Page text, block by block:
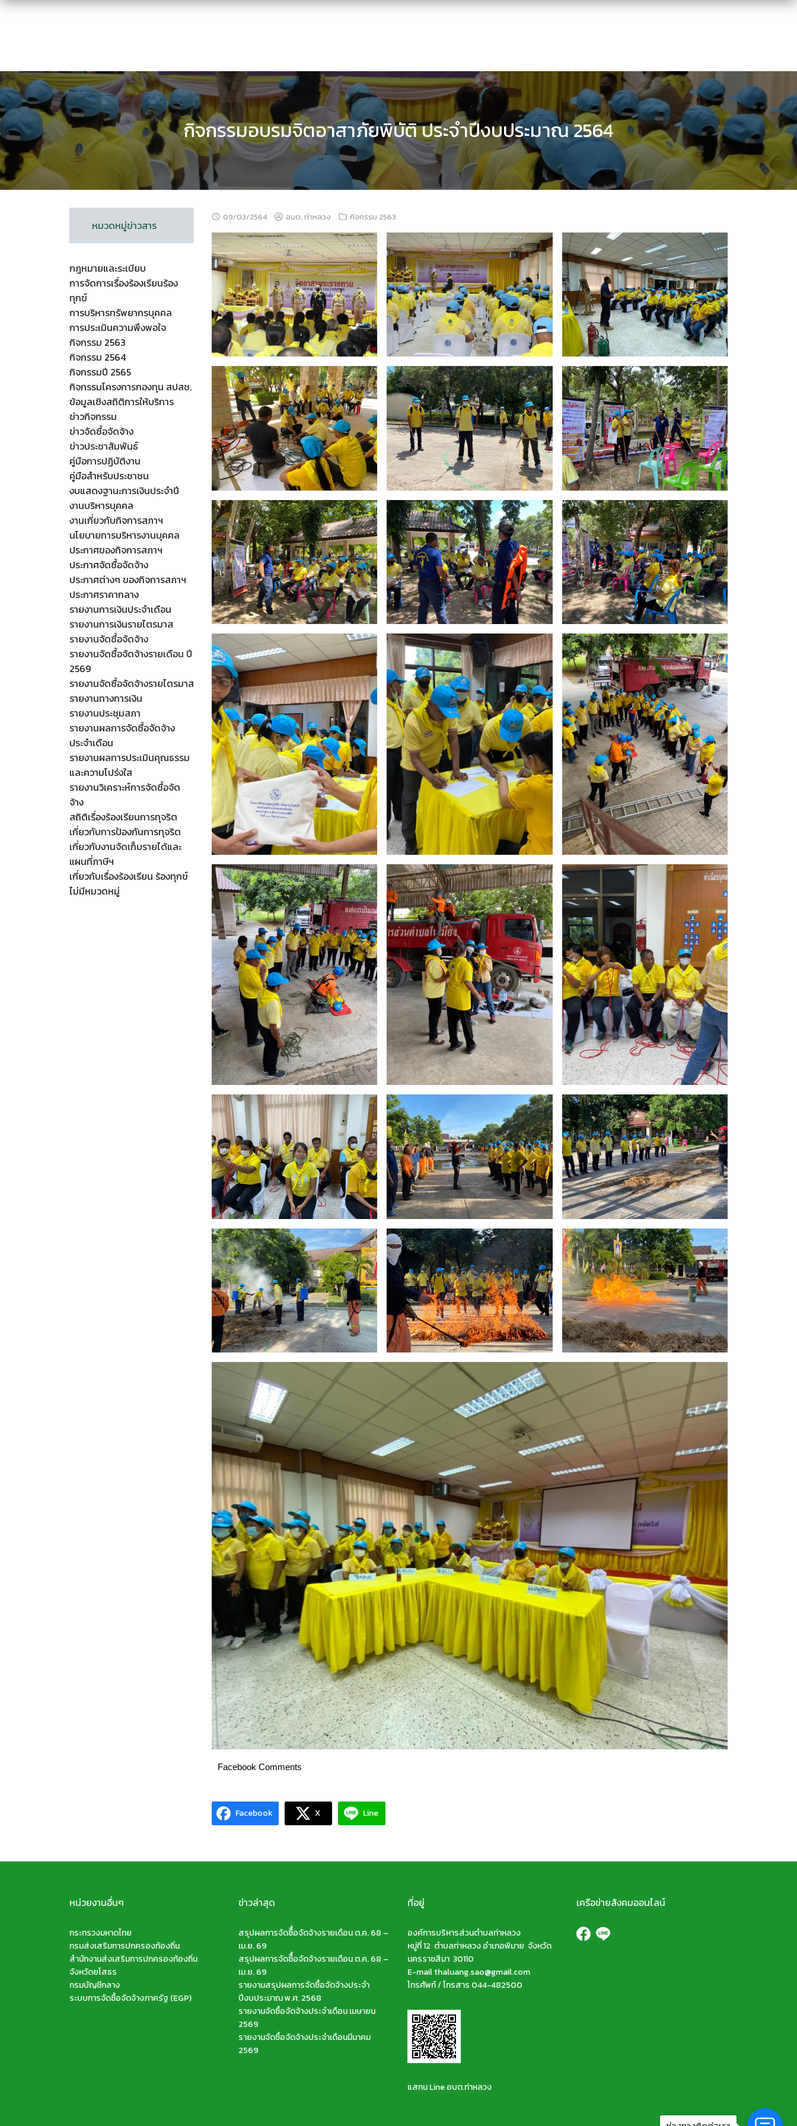
Skip
Search
for:
Search
กิจกรรมอบรมจิตอาสาภัยพิบัติ ประจำปีงบประมาณ 2564
09/03/2564 อบต. ท่าหลวง กิจกรรม 2563
Facebook Comments
Facebook X Line
หมวดหมู่ข่าวสาร
กฎหมายและระเบียบ
การจัดการเรื่องร้องเรียนร้อง
ทุกข์
การบริหารทรัพยากรบุคคล
การประเมินความพึงพอใจ
กิจกรรม 2563
กิจกรรม 2564
กิจกรรมปี 2565
กิจกรรมโครงการกองทุน สปสช.
ข้อมูลเชิงสถิติการให้บริการ
ข่าวกิจกรรม
ข่าวจัดซื้อจัดจ้าง
ข่าวประชาสัมพันธ์
คู่มือการปฏิบัติงาน
คู่มือสำหรับประชาชน
งบแสดงฐานะการเงินประจำปี
งานบริหารบุคคล
งานเกี่ยวกับกิจการสภาฯ
นโยบายการบริหารงานบุคคล
ประกาศของกิจการสภาฯ
ประกาศจัดซื้อจัดจ้าง
ประกาศต่างๆ ของกิจการสภาฯ
ประกาศราคากลาง
รายงานการเงินประจำเดือน
รายงานการเงินรายไตรมาส
รายงานจัดซื้อจัดจ้าง
รายงานจัดซื้อจัดจ้างรายเดือน ปี
2569
รายงานจัดซื้อจัดจ้างรายไตรมาส
รายงานทางการเงิน
รายงานประชุมสภา
รายงานผลการจัดซื้อจัดจ้าง
ประจำเดือน
รายงานผลการประเมินคุณธรรม
และความโปร่งใส
รายงานวิเคราะห์การจัดซื้อจัด
จ้าง
สถิติเรื่องร้องเรียนการทุจริต
เกี่ยวกับการป้องกันการทุจริต
เกี่ยวกับงานจัดเก็บรายได้และ
แผนที่ภาษีฯ
เกี่ยวกับเรื่องร้องเรียน ร้องทุกข์
ไม่มีหมวดหมู่
หน่วยงานอื่นๆ
กระทรวงมหาดไทย
กรมส่งเสริมการปกครองท้องถิ่น
สำนักงานส่งเสริมการปกครองท้องถิ่น
จังหวัดยโสธร
กรมบัญชีกลาง
ระบบการจัดซื้อจัดจ้างภาครัฐ (EGP)
ข่าวล่าสุด
สรุปผลการจัดซืื้อจัดจ้างรายเดือน ต.ค. 68 –
เม.ย. 69
สรุปผลการจัดซืื้อจัดจ้างรายเดือน ต.ค. 68 –
เม.ย. 69
รายงานสรุปผลการจัดซื้อจัดจ้างประจำ
ปีงบประมาณ พ.ศ. 2568
รายงานจัดซื้อจัดจ้างประจำเดือน เมษายน
2569
รายงานจัดซื้อจัดจ้างประจำเดือนมีนาคม
2569
ที่อยู่
องค์การบริหารส่วนตำบลท่าหลวง
หมู่ที่ 12 ตำบลท่าหลวง อำเภอพิมาย จังหวัด
นครราชสีมา 30110
E-mail thaluang.sao@gmail.com
โทรศัพท์ / โทรสาร 044-482500
แสกน Line อบต.ท่าหลวง
เครือข่ายสังคมออนไลน์